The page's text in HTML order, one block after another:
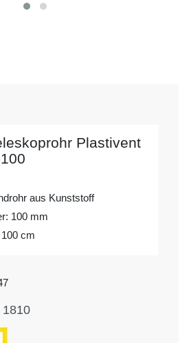
Plastivent
aus Kunststoff
100 mm
cm
1810